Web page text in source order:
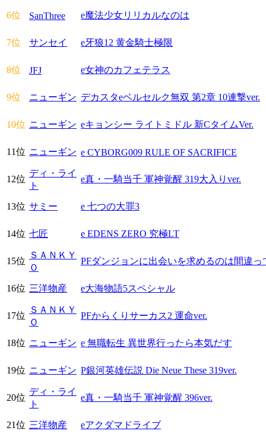
6位 SanThree e魔法少女リリカルなのは
7位 サンセイ e牙狼12 黄金騎士極限
8位 JFJ e女神のカフェテラス
9位 ニューギン デカスタeベルセルク無双 第2章 10連撃ver.
10位 ニューギン eキョンシー ライトミドル 新CタイムVer.
11位 ニューギン e CYBORG009 RULE OF SACRIFICE
12位
ディ・ライ
ト
e真・一騎当千 軍神覚醒 319大入りver.
13位 サミー e 七つの大罪3
14位 七匠 e EDENS ZERO 究極LT
15位
ＳＡＮＫＹ
Ｏ
PFダンジョンに出会いを求めるのは間違っ
16位 三洋物産 e大海物語5スペシャル
17位
ＳＡＮＫＹ
Ｏ
PFからくりサーカス2 運命ver.
18位 ニューギン e 無職転生 異世界行ったら本気だす
19位 ニューギン P銀河英雄伝説 Die Neue These 319ver.
20位
ディ・ライ
ト
e真・一騎当千 軍神覚醒 396ver.
21位 三洋物産 eアクダマドライブ